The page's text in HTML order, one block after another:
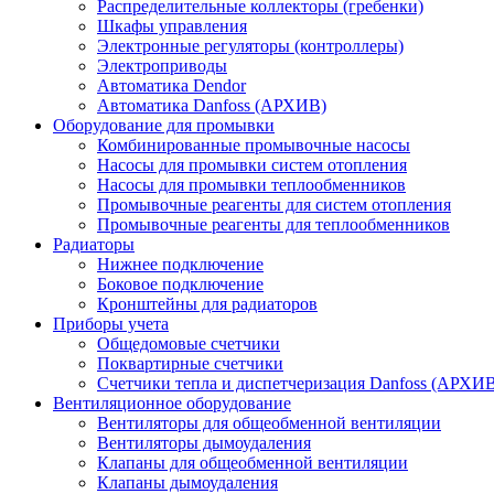
Распределительные коллекторы (гребенки)
Шкафы управления
Электронные регуляторы (контроллеры)
Электроприводы
Автоматика Dendor
Автоматика Danfoss (АРХИВ)
Оборудование для промывки
Комбинированные промывочные насосы
Насосы для промывки систем отопления
Насосы для промывки теплообменников
Промывочные реагенты для систем отопления
Промывочные реагенты для теплообменников
Радиаторы
Нижнее подключение
Боковое подключение
Кронштейны для радиаторов
Приборы учета
Общедомовые счетчики
Поквартирные счетчики
Счетчики тепла и диспетчеризация Danfoss
Вентиляционное оборудование
Вентиляторы для общеобменной вентиляции
Вентиляторы дымоудаления
Клапаны для общеобменной вентиляции
Клапаны дымоудаления